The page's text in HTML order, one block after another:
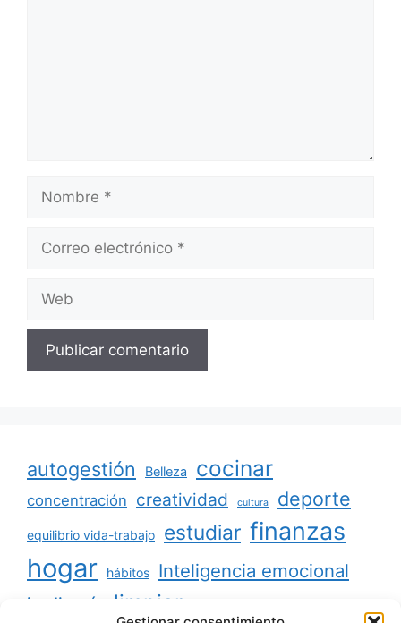
Nombre
Correo
Web
autogestión Belleza cocinar
concentración creatividad cultura deporte
equilibrio vida-trabajo estudiar finanzas
hogar hábitos Inteligencia emocional
jardinería limpiar